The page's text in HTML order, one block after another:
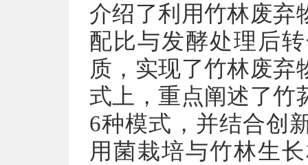
介绍了利用竹林废弃
配比与发酵处理后
质，实现了竹林废弃
式上，重点阐述了竹
6种模式，并结合创
用菌栽培与竹林生